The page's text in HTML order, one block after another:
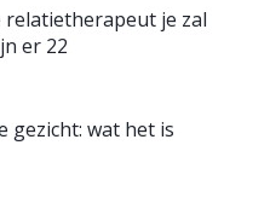
relatietherapeut je zal
er 22
gezicht: wat het is